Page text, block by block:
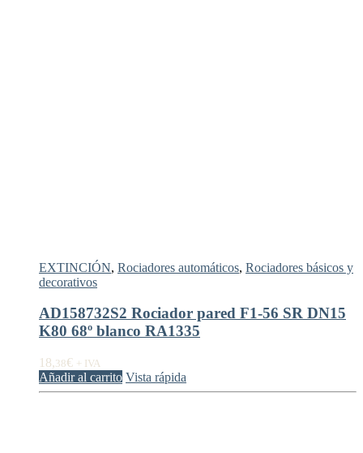
EXTINCIÓN, Rociadores automáticos, Rociadores básicos y
decorativos
AD158732S2 Rociador pared F1-56 SR DN15
K80 68º blanco RA1335
18,38€ + IVA
Añadir al carrito Vista rápida